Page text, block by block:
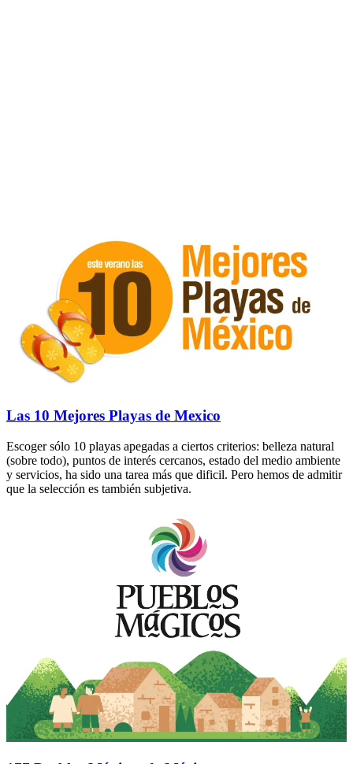
Las 10 Mejores Playas de Mexico
Escoger sólo 10 playas apegadas a ciertos criterios: belleza natural
(sobre todo), puntos de interés cercanos, estado del medio ambiente
y servicios, ha sido una tarea más que dificil. Pero hemos de admitir
que la selección es también subjetiva.